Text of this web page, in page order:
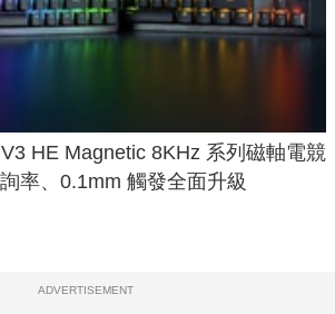
HE Magnetic 8KHz 系列磁軸電競
率、0.1mm 觸發全面升級
ADVERTISEMENT